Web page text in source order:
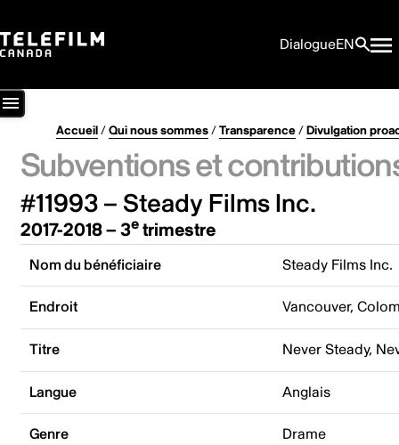
DialogueEN
Accueil/Qui nous sommes/Transparence/Divulgation
Subventions et
#11993 – Steady Films Inc.
2017-2018 – 3etrimestre
Nom du bénéficiaire Steady Films Inc.
Endroit Vancouver,
Titre Never Steady,
Langue Anglais
Genre Drame